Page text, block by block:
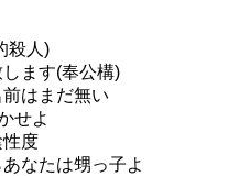
殺人)
ます(奉公構)
はまだ無い
せよ
度
なたは甥っ子よ